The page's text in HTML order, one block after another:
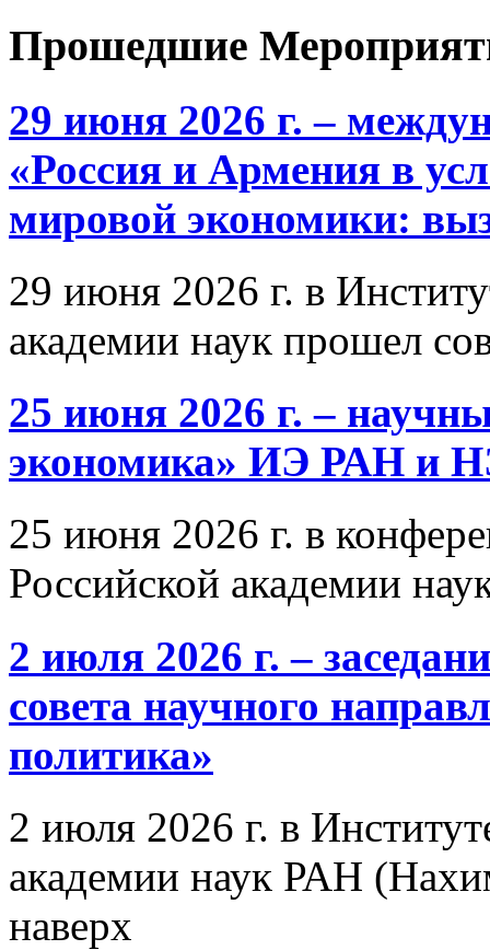
Прошедшие
29 июня 2026 г. –
«Россия и Армения в
мировой экономики:
29 июня 2026 г. в
академии наук прошел
25 июня 2026 г. –
экономика» ИЭ РАН и
25 июня 2026 г. в
Российской академии
2 июля 2026 г. –
совета научного
политика»
2 июля 2026 г. в
академии наук РАН
наверх